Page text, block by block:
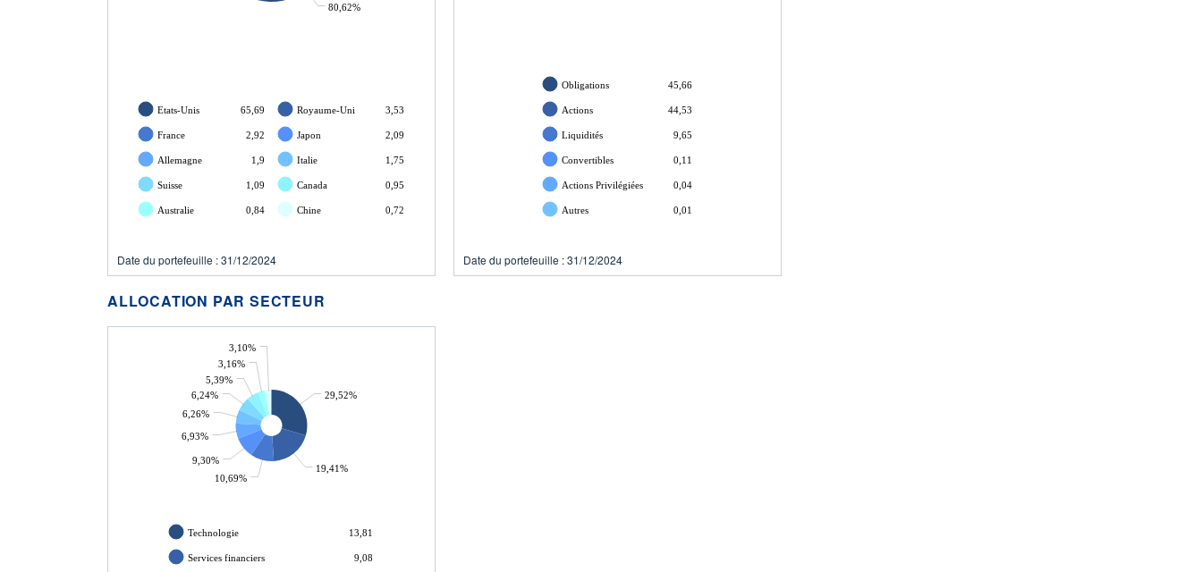
80,62%
Etats-Unis 65,69 Royaume-Uni 3,53
France 2,92 Japon 2,09
Allemagne 1,9 Italie 1,75
Suisse 1,09 Canada 0,95
Australie 0,84 Chine 0,72
Date du portefeuille : 31/12/2024
Obligations 45,66
Actions 44,53
Liquidités 9,65
Convertibles 0,11
Actions Privilégiées 0,04
Autres 0,01
Date du portefeuille : 31/12/2024
ALLOCATION PAR SECTEUR
29,52%
19,41%
10,69%
9,30%
6,93%
6,26%
6,24%
5,39%
3,16%
3,10%
Technologie 13,81
Services financiers 9,08